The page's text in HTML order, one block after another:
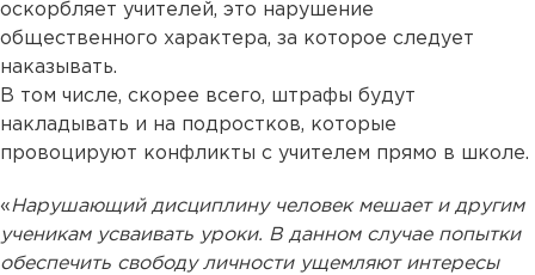
оскорбляет учителей, это нарушение
общественного характера, за которое следует
наказывать.
В том числе, скорее всего, штрафы будут
накладывать и на подростков, которые
провоцируют конфликты с учителем прямо в школе.
«Нарушающий дисциплину человек мешает и другим
ученикам усваивать уроки. В данном случае попытки
обеспечить свободу личности ущемляют интересы